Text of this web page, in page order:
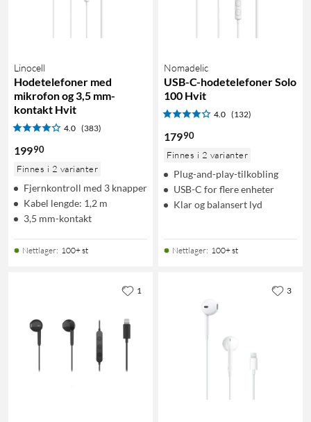
Linocell
Hodetelefoner med
mikrofon og 3,5 mm-
kontakt Hvit
4.0 (383)
19990
Finnes i 2 varianter
Fjernkontroll med 3 knapper
Kabel lengde: 1,2 m
3,5 mm-kontakt
Nettlager: 100+ st
Nomadelic
USB-C-hodetelefoner Solo
100 Hvit
4.0 (132)
17990
Finnes i 2 varianter
Plug-and-play-tilkobling
USB-C for flere enheter
Klar og balansert lyd
Nettlager: 100+ st
1 3